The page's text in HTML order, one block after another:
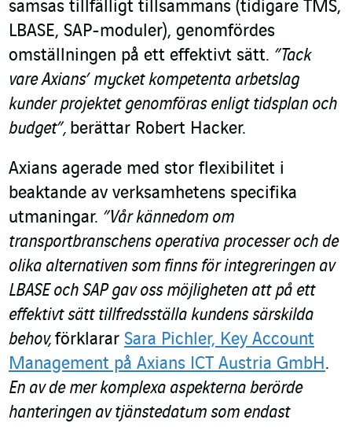
samsas tillfälligt tillsammans (tidigare TMS,
LBASE, SAP-moduler), genomfördes
omställningen på ett effektivt sätt. ”Tack
vare Axians’ mycket kompetenta arbetslag
kunder projektet genomföras enligt tidsplan och
budget”, berättar Robert Hacker.
Axians agerade med stor flexibilitet i
beaktande av verksamhetens specifika
utmaningar. ”Vår kännedom om
transportbranschens operativa processer och de
olika alternativen som finns för integreringen av
LBASE och SAP gav oss möjligheten att på ett
effektivt sätt tillfredsställa kundens särskilda
behov, förklarar Sara Pichler, Key Account
Management på Axians ICT Austria GmbH.
En av de mer komplexa aspekterna berörde
hanteringen av tjänstedatum som endast